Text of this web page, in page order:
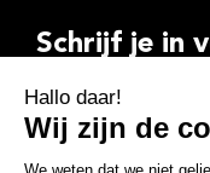
Schrijf je in
E-
mailadres